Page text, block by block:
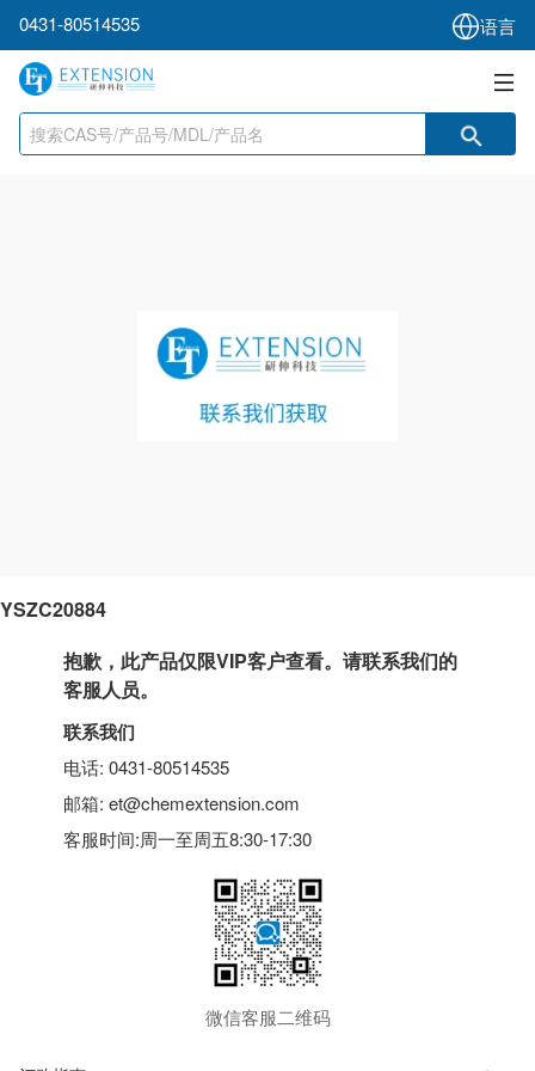
0431-80514535 语言
YSZC20884
抱歉，此产品仅限VIP客户查看。请联系我们的
客服人员。
联系我们
电话: 0431-80514535
邮箱: et@chemextension.com
客服时间:周一至周五8:30-17:30
微信客服二维码